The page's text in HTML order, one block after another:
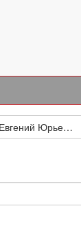
Спицын Евгений Юрьевич